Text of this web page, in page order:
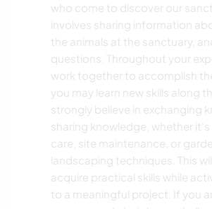
who come to discover our
involves sharing information
the animals at the sanctuary,
questions. Throughout your
work together to accomplish
you may learn new skills along
strongly believe in exchanging
sharing knowledge, whether it's
care, site maintenance, or
landscaping techniques. This
acquire practical skills while
to a meaningful project. If you